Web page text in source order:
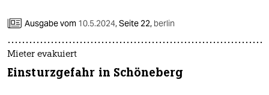
Ausgabe vom 10.5.2024,Seite 22, berlin
Mieter evakuiert
Einsturzgefahr in Schöneberg